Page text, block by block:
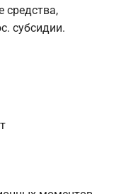
средства,
субсидии.